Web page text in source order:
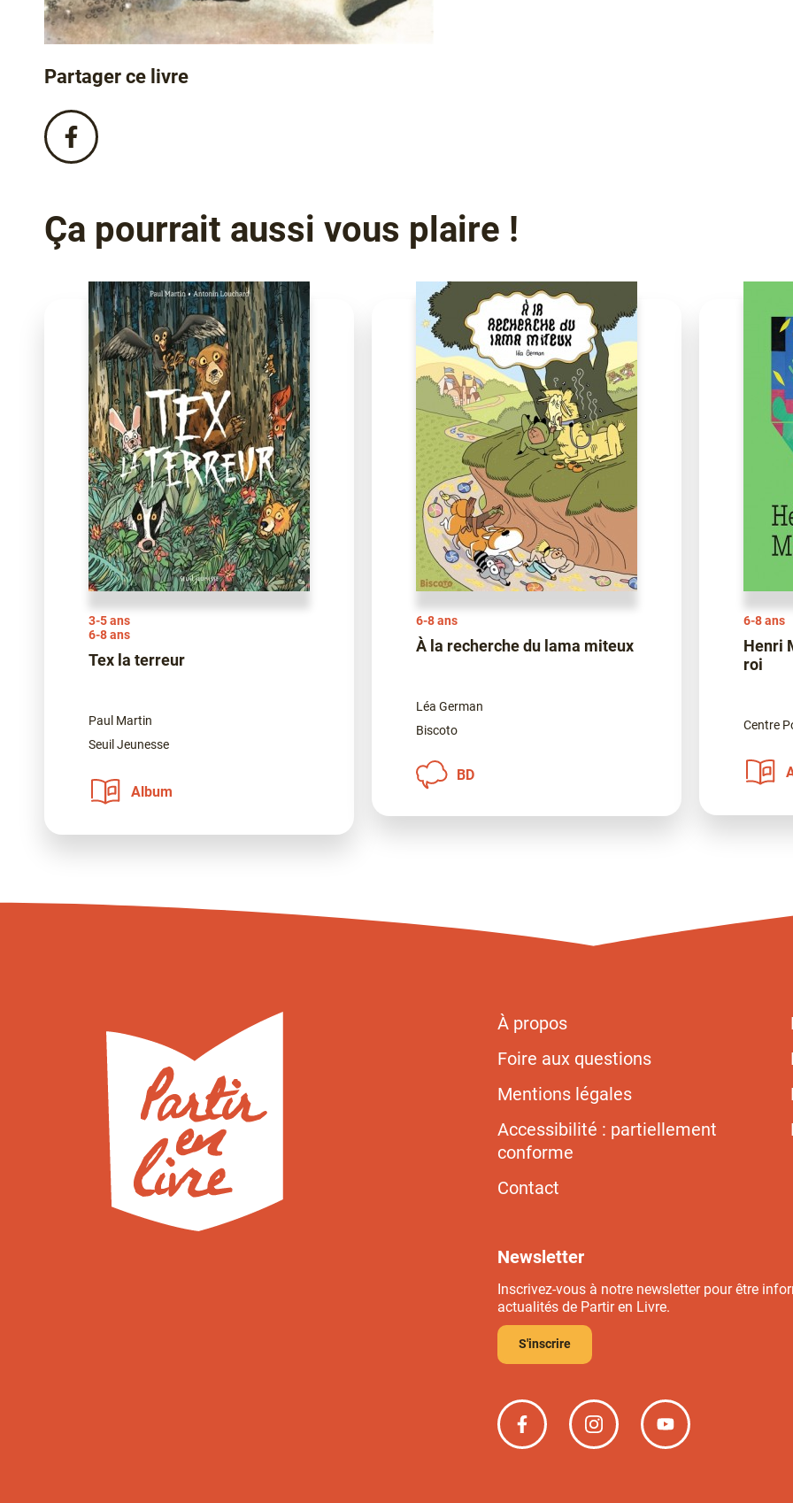
Partager ce livre
Partagez
ce
!
Ça pourrait aussi vous plaire !
3-5 ans
6-8 ans
Tex la terreur
Paul Martin
Seuil Jeunesse
Album
6-8 ans
À la recherche du lama miteux
Léa German
Biscoto
BD
6-8 ans
Henri
roi
Centre
À propos
Foire aux questions
Mentions légales
Accessibilité : partiellement
conforme
Contact
Newsletter
Inscrivez-vous à notre newsletter pour être
actualités de Partir en Livre.
S'inscrire
Partir
en
Partir
en
Partir
en